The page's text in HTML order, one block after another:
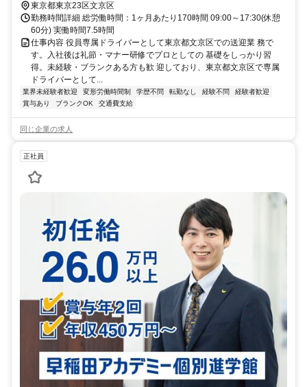
東京都東京23区文京区
勤務時間詳細 総労働時間：1ヶ月あたり170時間 09:00～17:30(休憩
60分) 実働時間7.5時間
仕事内容 役員専属ドライバーとして東京都文京区での送迎業 務で
す。入社後は礼節・マナー研修でプロとしての 基礎をしっかり習
得。未経験・ブランクある方も歓 迎しており、東京都文京区で専属
ドライバーとして...
業界未経験者歓迎 変形労働時間制 学歴不問 転勤なし 経験不問
経験者歓迎
賞与あり
ブランクOK 交通費支給
同じ企業の求人
正社員